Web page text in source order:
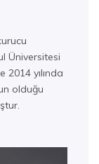
Üniversitesi
2014 yılında
olduğu